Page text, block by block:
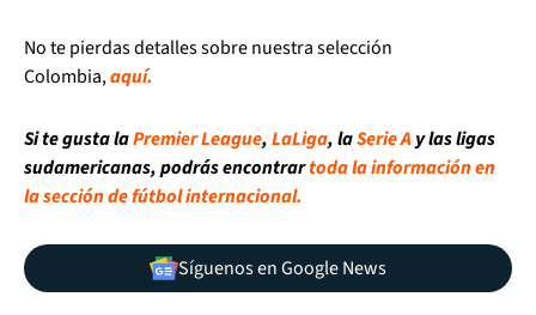
No te pierdas detalles sobre nuestra selección
Colombia,aquí.
Si te gusta laPremier League,LaLiga, laSerie Ay las ligas
sudamericanas, podrás encontrartoda la información en
la sección de fútbol internacional.
Síguenos en Google News